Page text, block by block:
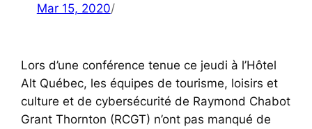
Mar 15, 2020/
Lors d’une conférence tenue ce jeudi à l’Hôtel
Alt Québec, les équipes de tourisme, loisirs et
culture et de cybersécurité de Raymond Chabot
Grant Thornton (RCGT) n’ont pas manqué de